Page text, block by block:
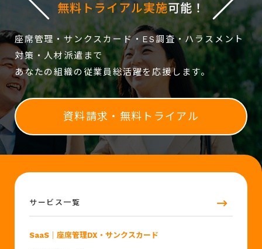
無料トライアル実施可能！
座席管理・サンクスカード・ES調査・ハラスメント
対策・人材派遣まで
あなたの組織の従業員総活躍を応援します。
資料請求・無料トライアル
サービス一覧
SaaS ｜座席管理DX・サンクスカード